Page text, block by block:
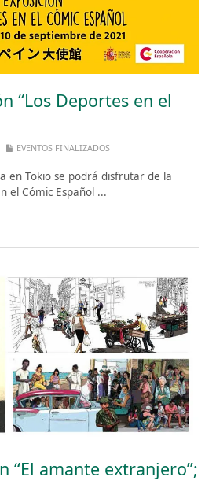
“Los Deportes en el
EVENTOS FINALIZADOS
en Tokio se podrá disfrutar de la
el Cómic Español ...
“El amante extranjero”;